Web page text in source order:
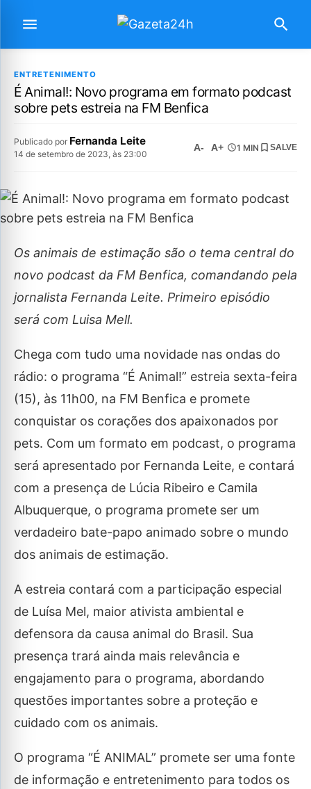
ENTRETENIMENTO
É Animal!: Novo programa em formato podcast
sobre pets estreia na FM Benfica
Publicado por Fernanda Leite
14 de setembro de 2023, às 23:00
A- A+ 1 MIN SALVE
Os animais de estimação são o tema central do
novo podcast da FM Benfica, comandando pela
jornalista Fernanda Leite. Primeiro episódio
será com Luisa Mell.
Chega com tudo uma novidade nas ondas do
rádio: o programa “É Animal!” estreia sexta-feira
(15), às 11h00, na FM Benfica e promete
conquistar os corações dos apaixonados por
pets. Com um formato em podcast, o programa
será apresentado por Fernanda Leite, e contará
com a presença de Lúcia Ribeiro e Camila
Albuquerque, o programa promete ser um
verdadeiro bate-papo animado sobre o mundo
dos animais de estimação.
A estreia contará com a participação especial
de Luísa Mel, maior ativista ambiental e
defensora da causa animal do Brasil. Sua
presença trará ainda mais relevância e
engajamento para o programa, abordando
questões importantes sobre a proteção e
cuidado com os animais.
O programa “É ANIMAL” promete ser uma fonte
de informação e entretenimento para todos os